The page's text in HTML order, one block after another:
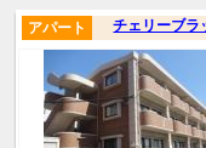
チェリーブラ
アパート